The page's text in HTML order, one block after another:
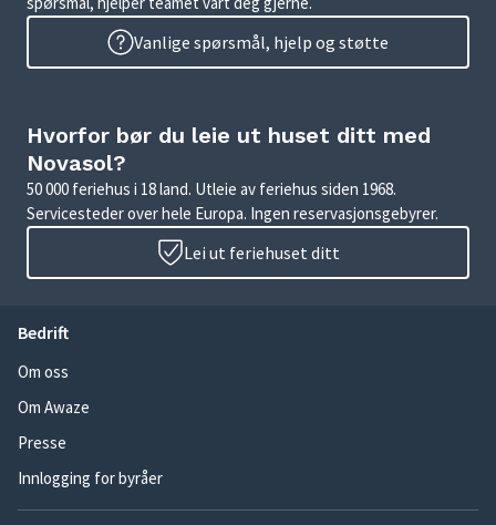
Vanlige spørsmål, hjelp og støtte
Hvorfor bør du leie ut huset ditt med
Novasol?
50 000 feriehus i 18 land. Utleie av feriehus siden 1968.
Servicesteder over hele Europa. Ingen reservasjonsgebyrer.
Lei ut feriehuset ditt
Bedrift
Om oss
Om Awaze
Presse
Innlogging for byråer